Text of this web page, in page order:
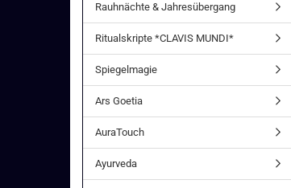
Rauhnächte & Jahresübergang
Ritualskripte *CLAVIS MUNDI*
Spiegelmagie
Ars Goetia
AuraTouch
Ayurveda